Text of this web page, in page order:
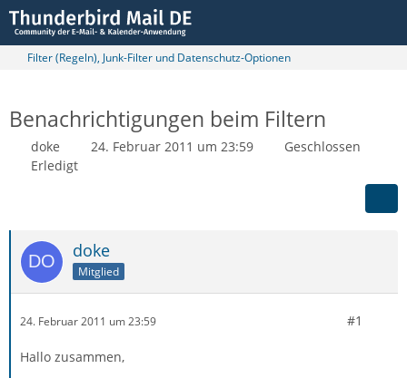
Filter (Regeln), Junk-Filter und Datenschutz-Optionen
Benachrichtigungen beim Filtern
doke 24. Februar 2011 um 23:59
Geschlossen
Erledigt
doke
Mitglied
24. Februar 2011 um 23:59 #1
Hallo zusammen,